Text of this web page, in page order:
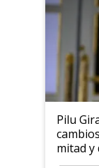
Pilu
mitad y
ser